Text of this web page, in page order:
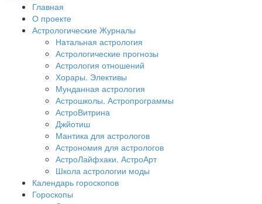
Главная
О проекте
Астрологические Журналы
Натальная астрология
Астрологические прогнозы
Астрология отношений
Хорары. Элективы
Мунданная астрология
Астрошколы. Астропрограммы
АстроВитрина
Джйотиш
Мантика для астрологов
Астрономия для астрологов
АстроЛайфхаки. АстроАрт
Школа астрологии моды
Календарь гороскопов
Гороскопы